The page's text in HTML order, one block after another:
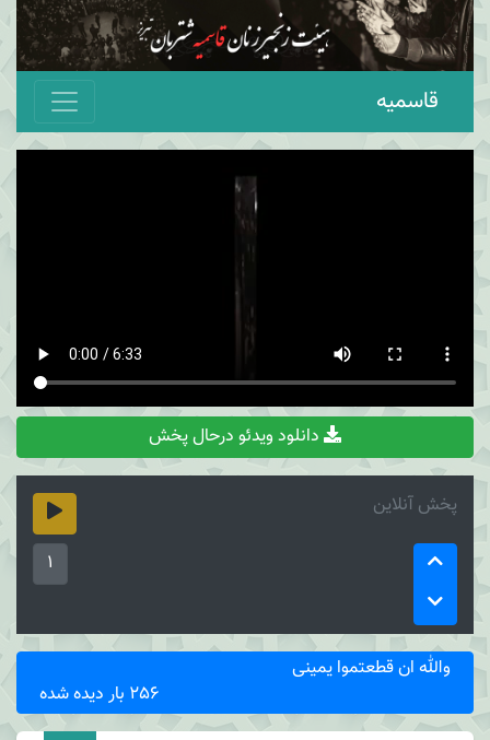
قاسمیه
دانلود ویدئو درحال پخش
پخش آنلاین
1
والله ان قطعتموا یمینی
256 بار دیده شده